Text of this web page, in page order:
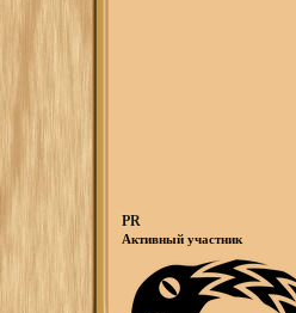
PR
Активный участник